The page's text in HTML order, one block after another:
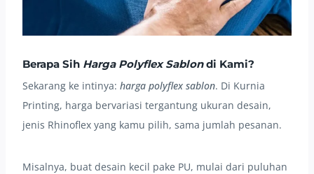
Berapa Sih Harga Polyflex Sablondi Kami?
Sekarang ke intinya: harga polyflex sablon. Di Kurnia
Printing, harga bervariasi tergantung ukuran desain,
jenis Rhinoflex yang kamu pilih, sama jumlah pesanan.
Misalnya, buat desain kecil pake PU, mulai dari puluhan